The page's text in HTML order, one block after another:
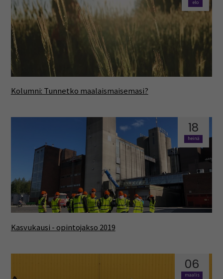
elo
Kolumni: Tunnetko maalaismaisemasi?
18
heinä
Kasvukausi - opintojakso 2019
06
maalis